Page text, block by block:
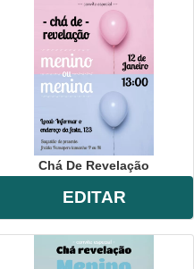
Chá De Revelação
EDITAR